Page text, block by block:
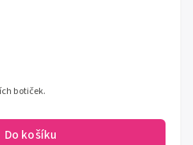
Do košíku
botiček.